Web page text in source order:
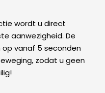
wordt u direct
aanwezigheid. De
vanaf 5 seconden
zodat u geen